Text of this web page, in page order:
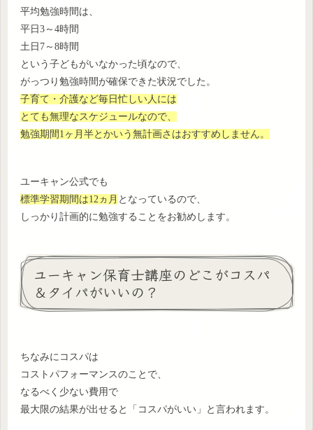
平均勉強時間は、
平日3～4時間
土日7～8時間
という子どもがいなかった頃なので、
がっつり勉強時間が確保できた状況でした。
子育て・介護など毎日忙しい人には
とても無理なスケジュールなので、
勉強期間1ヶ月半とかいう無計画さはおすすめしません。
ユーキャン公式でも
標準学習期間は12ヵ月 となっているので、
しっかり計画的に勉強することをお勧めします。
ユーキャン保育士講座のどこがコスパ
＆タイパがいいの？
ちなみにコスパは
コストパフォーマンスのことで、
なるべく少ない費用で
最大限の結果が出せると「コスパがいい」と言われます。